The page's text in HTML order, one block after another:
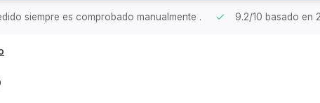
siempre es comprobado manualmente . 9.2/10 basado en